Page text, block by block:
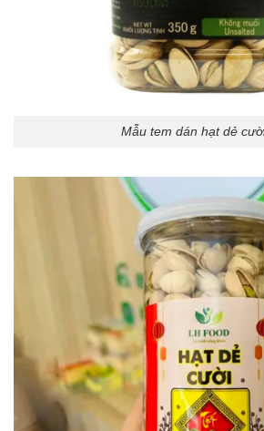
Mẫu tem dán hạt dẻ